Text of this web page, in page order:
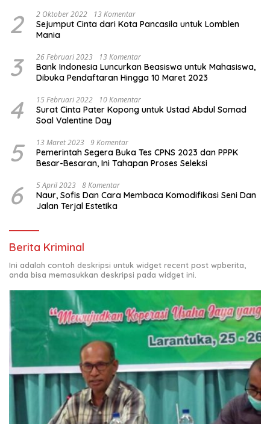
2 2 Oktober 2022 13 Komentar
Sejumput Cinta dari Kota Pancasila untuk Lomblen
Mania
3 26 Februari 2023 13 Komentar
Bank Indonesia Luncurkan Beasiswa untuk Mahasiswa,
Dibuka Pendaftaran Hingga 10 Maret 2023
4 15 Februari 2022 10 Komentar
Surat Cinta Pater Kopong untuk Ustad Abdul Somad
Soal Valentine Day
5 13 Maret 2023 9 Komentar
Pemerintah Segera Buka Tes CPNS 2023 dan PPPK
Besar-Besaran, Ini Tahapan Proses Seleksi
6 5 April 2023 8 Komentar
Naur, Sofis Dan Cara Membaca Komodifikasi Seni Dan
Jalan Terjal Estetika
Berita Kriminal
Ini adalah contoh deskripsi untuk widget recent post wpberita,
anda bisa memasukkan deskripsi pada widget ini.